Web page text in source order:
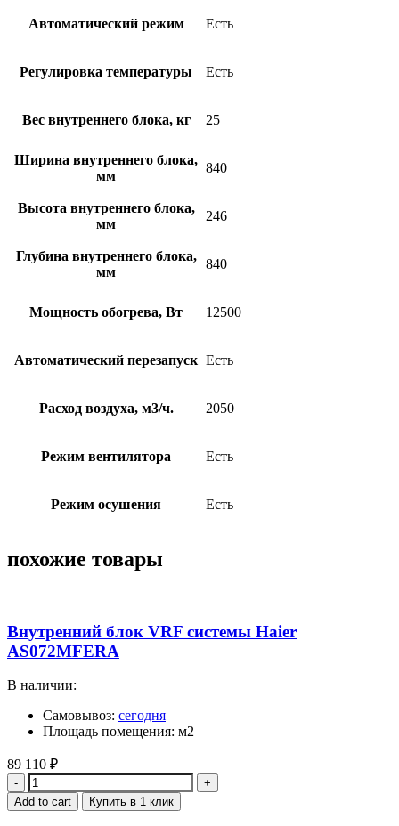
Автоматический режим Есть
Регулировка температуры Есть
Вес внутреннего блока, кг 25
Ширина внутреннего блока,
мм
840
Высота внутреннего блока,
мм
246
Глубина внутреннего блока,
мм
840
Мощность обогрева, Вт 12500
Автоматический перезапуск Есть
Расход воздуха, м3/ч. 2050
Режим вентилятора Есть
Режим осушения Есть
похожие товары
Внутренний блок VRF системы Haier
AS072MFERA
В наличии:
Самовывоз: сегодня
Площадь помещения: м2
89 110 ₽
Quantity
Add to cart Купить в 1 клик